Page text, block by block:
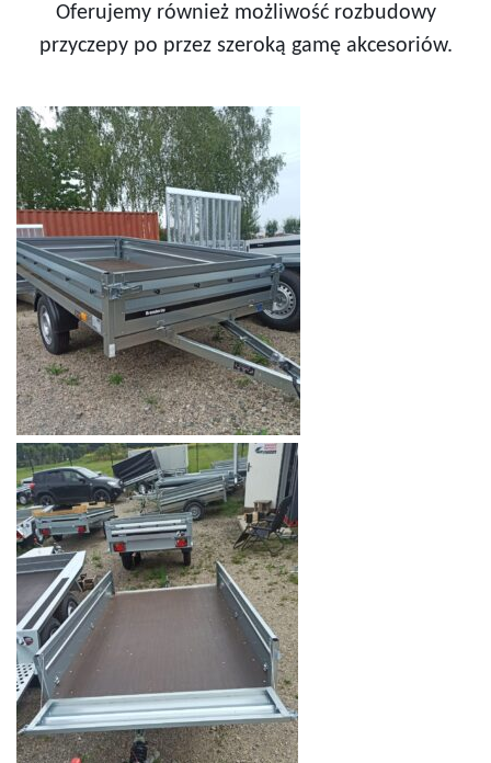
Oferujemy również możliwość rozbudowy
przyczepy po przez szeroką gamę akcesoriów.